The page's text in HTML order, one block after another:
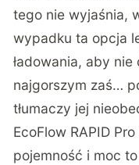
tego nie wyjaśnia,
wypadku ta opcja
ładowania, aby
najgorszym zaś…
tłumaczy jej
EcoFlow RAPID
pojemność i moc